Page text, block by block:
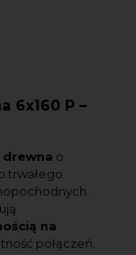
6x160 P –
o
trwałego
na
połączeń.